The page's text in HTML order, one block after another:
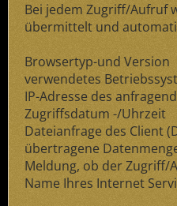
Bei jedem Zugriff/Aufruf
übermittelt und
Browsertyp-und Version
verwendetes
IP-Adresse des
Zugriffsdatum -/Uhrzeit
Dateianfrage des Client
übertragene
Meldung, ob der Zugriff/
Name Ihres Internet